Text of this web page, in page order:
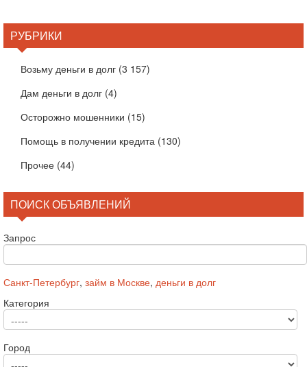
РУБРИКИ
Возьму деньги в долг (3 157)
Дам деньги в долг (4)
Осторожно мошенники (15)
Помощь в получении кредита (130)
Прочее (44)
ПОИСК ОБЪЯВЛЕНИЙ
Запрос
Санкт-Петербург, займ в Москве, деньги в долг
Категория
Город